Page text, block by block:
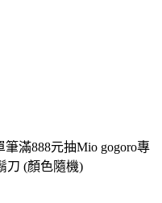
筆滿888元抽Mio gogoro專
刀 (顏色隨機)